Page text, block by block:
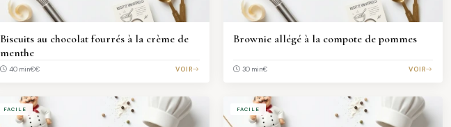
Biscuits au chocolat fourrés à la crème de
menthe
40 min€€ VOIR
Brownie allégé à la compote de pommes
30 min€ VOIR
FACILE FACILE